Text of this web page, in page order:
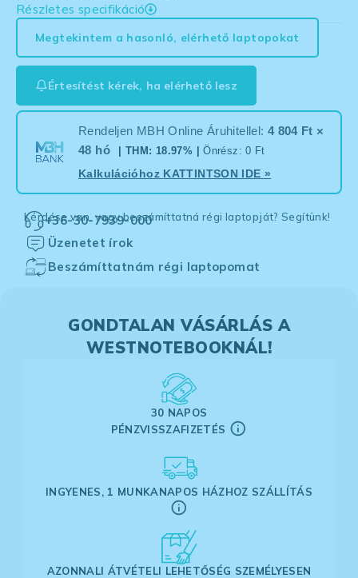
Részletes specifikáció
Megtekintem a hasonló, elérhető laptopokat
Értesítést kérek, ha elérhető lesz
Rendeljen MBH Online Áruhitellel: 4 804 Ft ×
48 hó
| THM: 18.97% |Önrész: 0 Ft
Kalkulációhoz KATTINTSON IDE »
Kérdése van, vagy beszámíttatná régi laptopját? Segítünk!
+36-30-7939-000
Üzenetet írok
Beszámíttatnám régi laptopomat
GONDTALAN VÁSÁRLÁS A
WESTNOTEBOOKNÁL!
30 NAPOS
PÉNZVISSZAFIZETÉS
INGYENES, 1 MUNKANAPOS HÁZHOZ SZÁLLÍTÁS
AZONNALI ÁTVÉTELI LEHETŐSÉG SZEMÉLYESEN